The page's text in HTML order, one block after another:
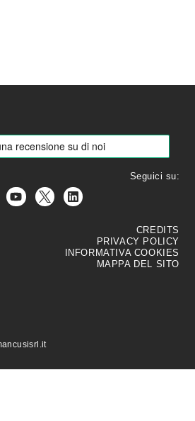
Seguici su:
CREDITS
PRIVACY POLICY
INFORMATIVA COOKIES
MAPPA DEL SITO